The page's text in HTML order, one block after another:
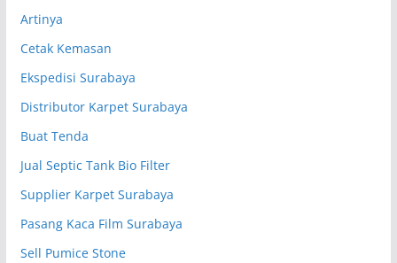
Artinya
Cetak Kemasan
Ekspedisi Surabaya
Distributor Karpet Surabaya
Buat Tenda
Jual Septic Tank Bio Filter
Supplier Karpet Surabaya
Pasang Kaca Film Surabaya
Sell Pumice Stone